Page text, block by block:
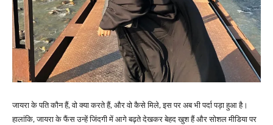
जायरा के पति कौन हैं, वो क्या करते हैं, और वो कैसे मिले, इस पर अब भी पर्दा पड़ा हुआ है।
हालांकि, जायरा के फैंस उन्हें जिंदगी में आगे बढ़ते देखकर बेहद खुश हैं और सोशल मीडिया पर